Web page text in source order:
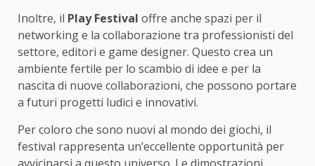
Inoltre, il Play Festival offre anche spazi per il
networking e la collaborazione tra professionisti del
settore, editori e game designer. Questo crea un
ambiente fertile per lo scambio di idee e per la
nascita di nuove collaborazioni, che possono portare
a futuri progetti ludici e innovativi.
Per coloro che sono nuovi al mondo dei giochi, il
festival rappresenta un’eccellente opportunità per